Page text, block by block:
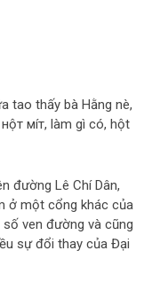
tao thấy bà Hằng nè,
мíт, làm gì có, hột
đường Lê Chí Dân,
ở một cổng khác của
ven đường và cũng
sự đổi thay của Đại